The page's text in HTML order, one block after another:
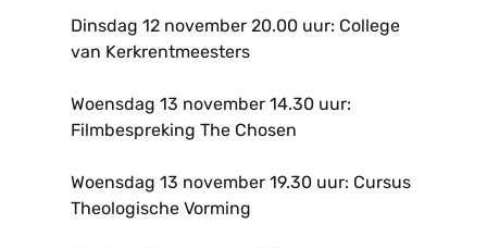
Dinsdag 12 november 20.00 uur: College
van Kerkrentmeesters
Woensdag 13 november 14.30 uur:
Filmbespreking The Chosen
Woensdag 13 november 19.30 uur: Cursus
Theologische Vorming